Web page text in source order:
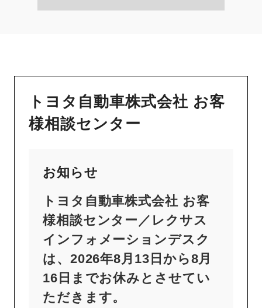
トヨタ自動車株式会社 お客
様相談センター
お知らせ
トヨタ自動車株式会社 お客
様相談センター／レクサス
インフォメーションデスク
は、2026年8月13日から8月
16日までお休みとさせてい
ただきます。